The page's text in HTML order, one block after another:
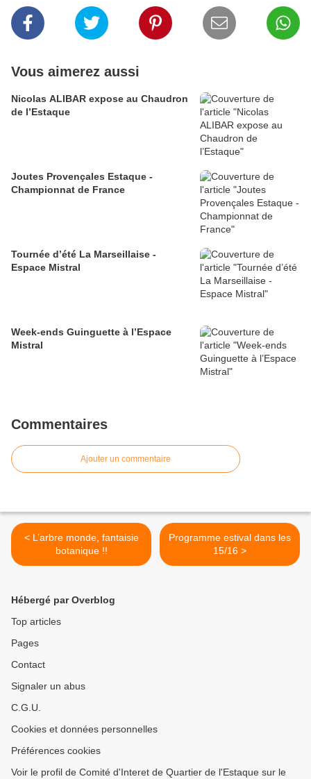
Vous aimerez aussi
Nicolas ALIBAR expose au Chaudron
de l’Estaque
Joutes Provençales Estaque -
Championnat de France
Tournée d’été La Marseillaise -
Espace Mistral
Week-ends Guinguette à l’Espace
Mistral
Commentaires
Ajouter un commentaire
< L’arbre monde, fantaisie
botanique !!
Programme estival dans les
15/16 >
Hébergé par Overblog
Top articles
Pages
Contact
Signaler un abus
C.G.U.
Cookies et données personnelles
Préférences cookies
Voir le profil de Comité d'Interet de Quartier de l'Estaque sur le